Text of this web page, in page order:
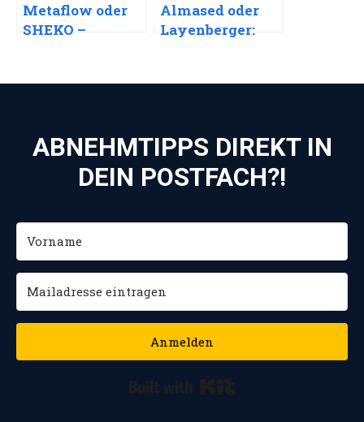
Metaflow oder
SHEKO –
passt besser zu
Almased oder
Layenberger:
ist besser für
ABNEHMTIPPS DIREKT IN
DEIN POSTFACH?!
Anmelden